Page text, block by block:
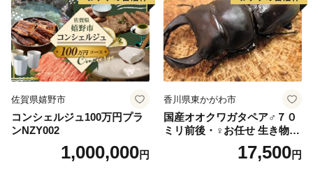
佐賀県嬉野市
コンシェルジュ100万円プラ
ンNZY002
1,000,000円
香川県東かがわ市
国産オオクワガタペア♂７０
ミリ前後・♀お任せ 生き物生
17,500円